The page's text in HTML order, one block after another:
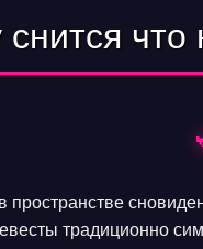
что
традиционно